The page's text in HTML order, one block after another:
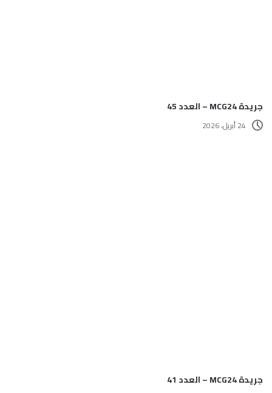
جريدة MCG24 – العدد 45
24 أبريل، 2026
جريدة MCG24 – العدد 41